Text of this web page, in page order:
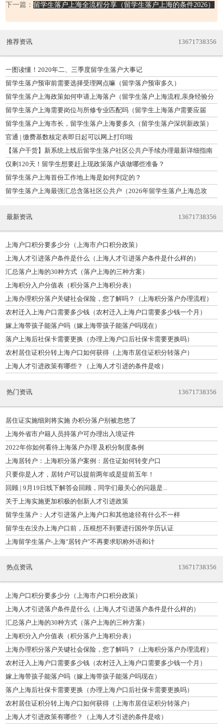
下一篇： 留学生落户上海全流程分享（留学生落户上海的条件2026）
推荐资讯 13671738356
一图读懂！2020年二、三季度留学生落户大事记
留学生落户预审前需要选择受理网点嘛（留学落户预审多久）
留学生落户上海政策如何申请上海落户（留学生落户上海流程,亲身经验分
享）
留学生落户上海需要岗位与所修专业匹配吗（留学生上海落户需要应届
吗）
留学生落户上海市长，留学生落户上海要多久（留学生落户深圳新政策）
官通 | 缴费基数核定表即日起可以网上打印啦
【落户干货】新系统上线后留学生落户社区公共户手续办理最新详细指南
仅剩120天！留学生想要赶上现政策落户该做哪些准备？
留学生落户上海首份工作地上海是如何判定的？
留学生落户上海最强汇总含落社区公共户（2026年留学生落户上海总攻
最新资讯 13671738356
上海户口积分要多少分（上海市户口积分政策）
上海人才引进落户条件是什么（上海人才引进落户条件是什么样的）
汇总落户上海的30种方式（落户上海的三种方案）
上海积分入户分值表（积分落户上海积分表）
上海办理积分落户关键社会保险，您了解吗？（上海积分落户办理流程）
农村迁入上海户口需要多少钱（农村迁入上海户口需要多少钱一个月）
嫁上海带孩子能落户吗（嫁上海带孩子能落户吗现在）
落户上海后社保卡需要更换（办理上海户口后社保卡需要更换吗）
农村居住证积分转上海户口如何获得（上海市居住证积分转落户）
上海人才引进政策有哪些？（上海人才引进的条件是啥）
热门资讯 13671738356
居住证实施细则将实施 办积分落户别被忽悠了
上海外省市户籍人员持落户可办理出入境证件
2022年你如何看待上海落户办理 及积分制度条例
上海居转户：上海积分落户案例：居住证如何转变户口
只要你是人才，居转户可以提前两年或是提前五年！
回顾 | 9月19日线下解答会回顾，同学们最关心的问题是...
关于上海实施更加积极的创新人才引进政策
留学生落户：人才引进落户上海户口和其他途径有什么不一样
留学生在没办上海户口前，压根想不到要进行国外学历认证
上海留学生落户-上海"居转户"不再要求职称外语和计
热点资讯 13671738356
上海户口积分要多少分（上海市户口积分政策）
上海人才引进落户条件是什么（上海人才引进落户条件是什么样的）
汇总落户上海的30种方式（落户上海的三种方案）
上海积分入户分值表（积分落户上海积分表）
上海办理积分落户关键社会保险，您了解吗？（上海积分落户办理流程）
农村迁入上海户口需要多少钱（农村迁入上海户口需要多少钱一个月）
嫁上海带孩子能落户吗（嫁上海带孩子能落户吗现在）
落户上海后社保卡需要更换（办理上海户口后社保卡需要更换吗）
农村居住证积分转上海户口如何获得（上海市居住证积分转落户）
上海人才引进政策有哪些？（上海人才引进的条件是啥）